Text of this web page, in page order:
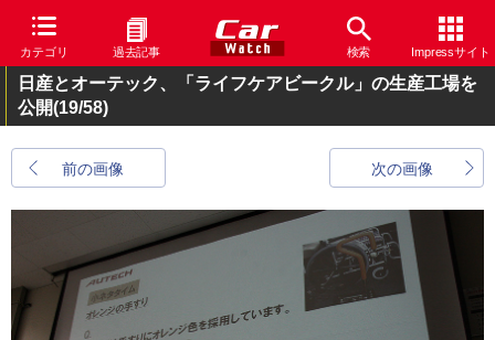
カテゴリ 過去記事 検索 Impressサイト
日産とオーテック、「ライフケアビークル」の生産工場を
公開(19/58)
前の画像 次の画像